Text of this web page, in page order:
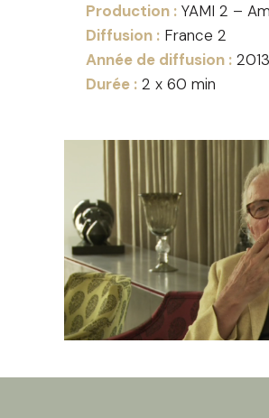
Production : YAMI 2 –
Diffusion : France 2
Année de diffusion : 2013
Durée : 2 x 60 min